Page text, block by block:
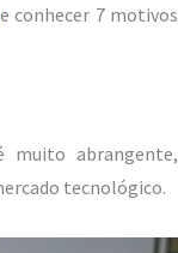
conhecer 7 motivos
muito abrangente,
tecnológico.